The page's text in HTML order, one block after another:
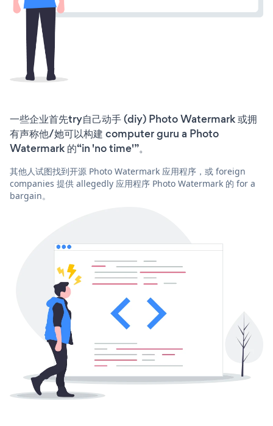
一些企业首先try自己动手 (diy) Photo Watermark 或拥
有声称他/她可以构建 computer guru a Photo
Watermark 的“in 'no time'”。
其他人试图找到开源 Photo Watermark 应用程序，或 foreign
companies 提供 allegedly 应用程序 Photo Watermark 的 for a
bargain。